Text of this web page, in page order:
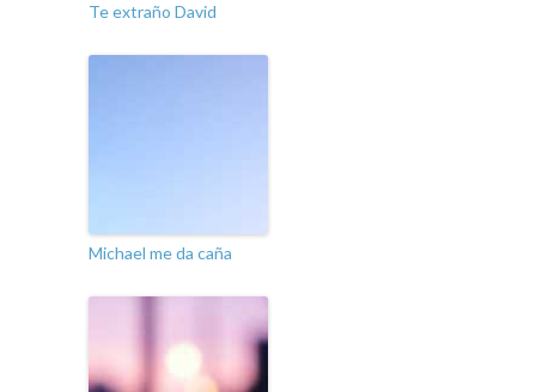
Te extraño David
Michael me da caña